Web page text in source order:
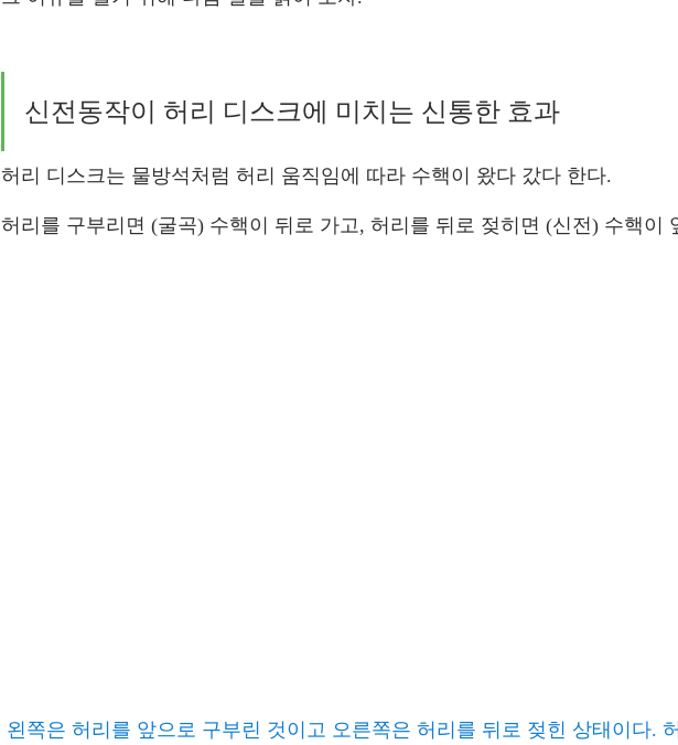
신전동작이 허리 디스크에 미치는 신통한 효과
허리 디스크는 물방석처럼 허리 움직임에 따라 수핵이 왔다 갔다 한다.
허리를 구부리면 (굴곡) 수핵이 뒤로 가고, 허리를 뒤로 젖히면 (신전) 수핵이
왼쪽은 허리를 앞으로 구부린 것이고 오른쪽은 허리를 뒤로 젖힌 상태이다.